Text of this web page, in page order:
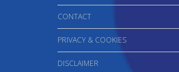
CONTACT
PRIVACY & COOKIES
DISCLAIMER